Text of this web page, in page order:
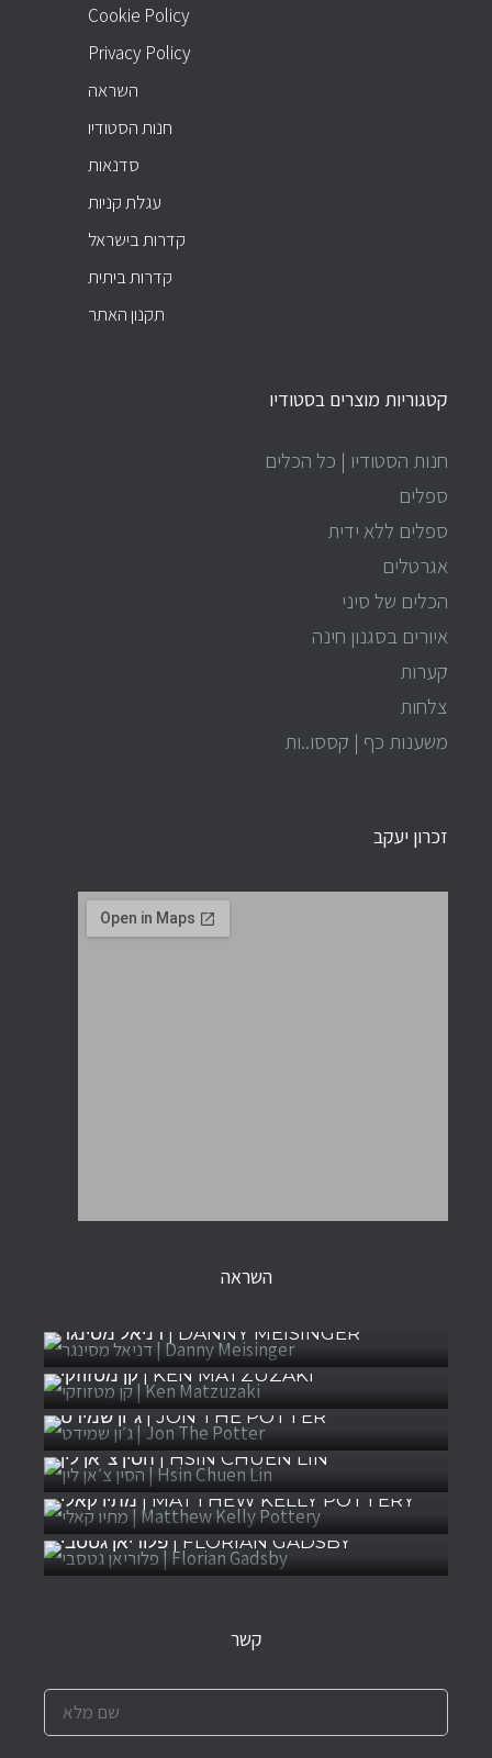
Cookie Policy
Privacy Policy
השראה
חנות הסטודיו
סדנאות
עגלת קניות
קדרות בישראל
קדרות ביתית
תקנון האתר
קטגוריות מוצרים בסטודיו
חנות הסטודיו | כל הכלים
ספלים
ספלים ללא ידית
אגרטלים
הכלים של סיני
איורים בסגנון חינה
קערות
צלחות
משענות כף | קססו..ות
זכרון יעקב
השראה
דניאל מסינגר | DANNY MEISINGER
קן מטזוזקי | KEN MATZUZAKI
ג׳ון שמידט | JON THE POTTER
הסין צ׳אן לין | HSIN CHUEN LIN
מתיו קאלי | MATTHEW KELLY POTTERY
פלוריאן גטסבי | FLORIAN GADSBY
קשר